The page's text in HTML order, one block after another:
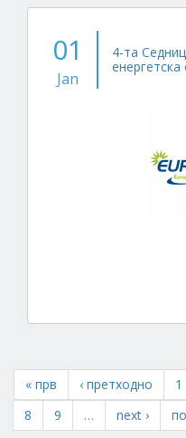
01
Jan
4-та
« прв ‹ претходно 1
8
9 … next ›